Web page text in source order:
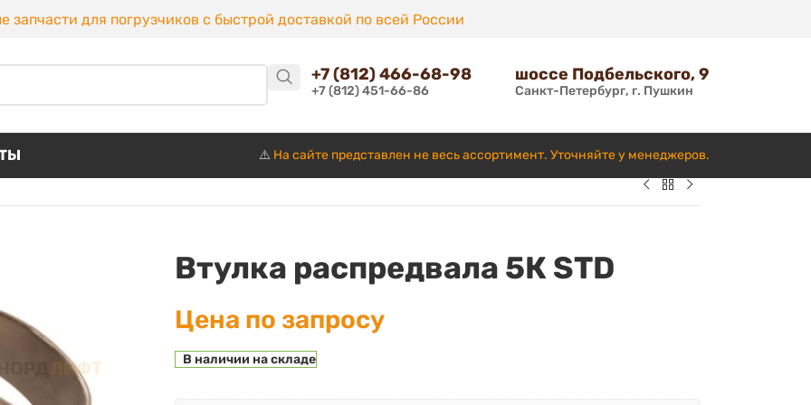
запчасти для погрузчиков с быстрой доставкой по всей России
+7 (812) 466-68-98
+7 (812) 451-66-86
шоссе Подбельского, 9
Санкт-Петербург, г. Пушкин
⚠️ На сайте представлен не весь ассортимент. Уточняйте у менеджеров.
Втулка распредвала 5К STD
Цена по запросу
В наличии на складе